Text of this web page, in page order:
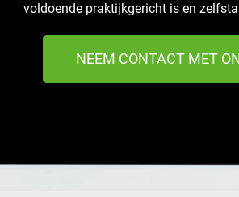
voldoende praktijkgericht is en
NEEM CONTACT MET